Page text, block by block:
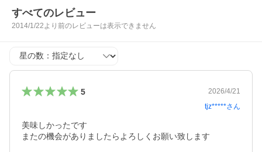
すべてのレビュー
2014/1/22より前のレビューは表示できません
星の数
5
2026/4/21
tjz*****さん
美味しかったです
またの機会がありましたらよろしくお願い致します